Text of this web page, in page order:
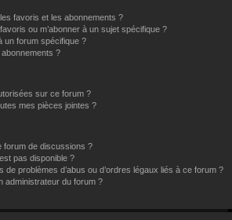
favoris et les abonnements ?
ou m’abonner à un sujet spécifique ?
un forum spécifique ?
?
sur ce forum ?
mes pièces jointes ?
forum de discussions ?
pas disponible ?
problèmes d’abus ou d’ordres légaux liés à ce forum ?
administrateur du forum ?